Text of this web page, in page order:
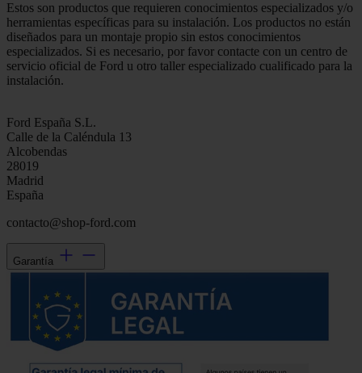
Estos son productos que requieren conocimientos especializados y/o
herramientas específicas para su instalación. Los productos no están
diseñados para un montaje propio sin estos conocimientos
especializados. Si es necesario, por favor contacte con un centro de
servicio oficial de Ford u otro taller especializado cualificado para la
instalación.
Ford España S.L.
Calle de la Caléndula 13
Alcobendas
28019
Madrid
España
contacto@shop-ford.com
Garantía